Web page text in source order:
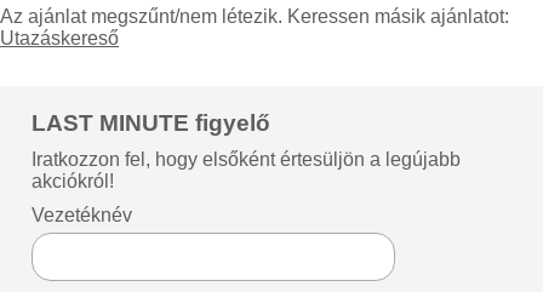
Az ajánlat megszűnt/nem létezik. Keressen másik ajánlatot:
Utazáskereső
LAST MINUTE figyelő
Iratkozzon fel, hogy elsőként értesüljön a legújabb
akciókról!
Vezetéknév